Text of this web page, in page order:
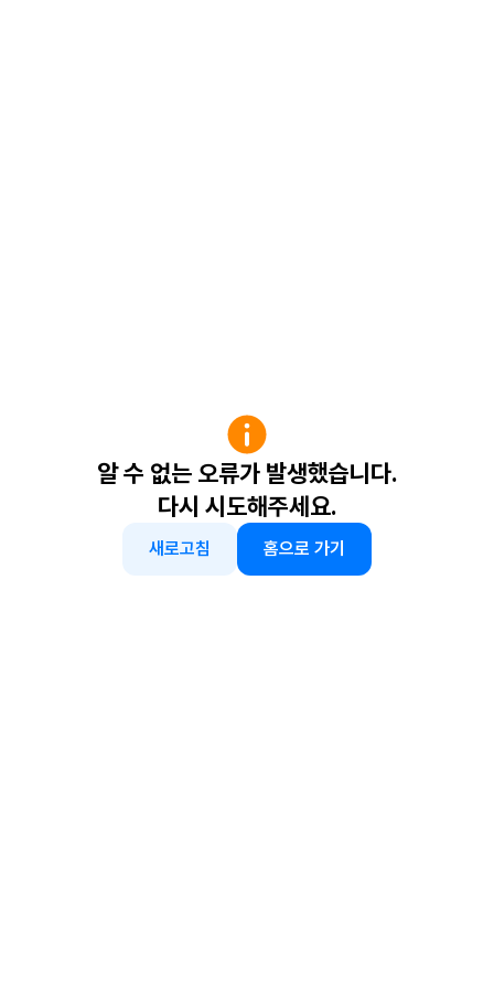
알 수 없는 오류가 발생했습니다.
다시 시도해주세요.
새로고침 홈으로 가기